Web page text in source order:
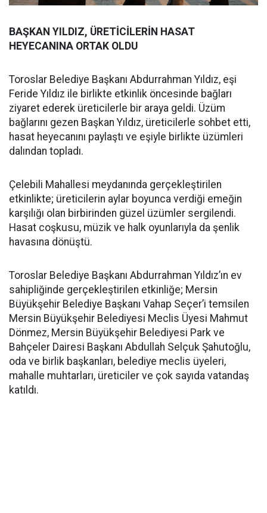
BAŞKAN YILDIZ, ÜRETİCİLERİN HASAT
HEYECANINA ORTAK OLDU
Toroslar Belediye Başkanı Abdurrahman Yıldız, eşi
Feride Yıldız ile birlikte etkinlik öncesinde bağları
ziyaret ederek üreticilerle bir araya geldi. Üzüm
bağlarını gezen Başkan Yıldız, üreticilerle sohbet etti,
hasat heyecanını paylaştı ve eşiyle birlikte üzümleri
dalından topladı.
Çelebili Mahallesi meydanında gerçekleştirilen
etkinlikte; üreticilerin aylar boyunca verdiği emeğin
karşılığı olan birbirinden güzel üzümler sergilendi.
Hasat coşkusu, müzik ve halk oyunlarıyla da şenlik
havasına dönüştü.
Toroslar Belediye Başkanı Abdurrahman Yıldız’ın ev
sahipliğinde gerçekleştirilen etkinliğe; Mersin
Büyükşehir Belediye Başkanı Vahap Seçer’i temsilen
Mersin Büyükşehir Belediyesi Meclis Üyesi Mahmut
Dönmez, Mersin Büyükşehir Belediyesi Park ve
Bahçeler Dairesi Başkanı Abdullah Selçuk Şahutoğlu,
oda ve birlik başkanları, belediye meclis üyeleri,
mahalle muhtarları, üreticiler ve çok sayıda vatandaş
katıldı.